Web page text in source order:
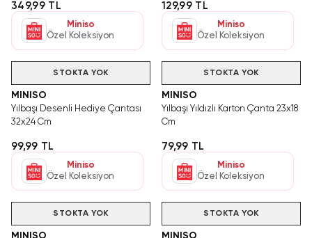
349,99 TL
Miniso
Özel Koleksiyon
129,99 TL
Miniso
Özel Koleksiyon
STOKTA YOK
MINISO
Yılbaşı Desenli Hediye Çantası
32x24 Cm
99,99 TL
Miniso
Özel Koleksiyon
STOKTA YOK
MINISO
Yılbaşı Yıldızlı Karton Çanta 23x18
Cm
79,99 TL
Miniso
Özel Koleksiyon
STOKTA YOK
MINISO
STOKTA YOK
MINISO